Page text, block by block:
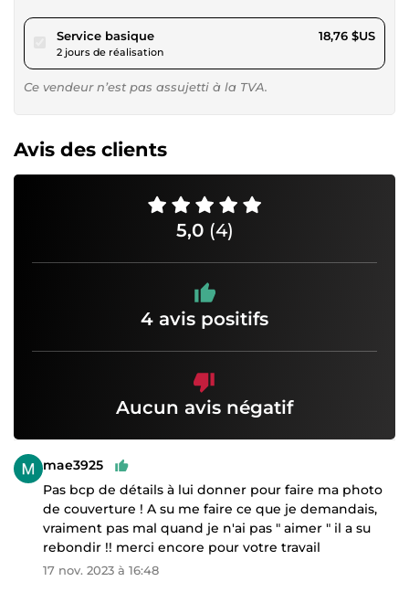
Service basiquepour 17,28 $US
2 jours de réalisation
18,76 $US
Ce vendeur n’est pas assujetti à la TVA.
Avis des clients
5,0 (4)
4 avis positifs
Aucun avis négatif
mae3925
Pas bcp de détails à lui donner pour faire ma photo
de couverture ! A su me faire ce que je demandais,
vraiment pas mal quand je n'ai pas " aimer " il a su
rebondir !! merci encore pour votre travail
17 nov. 2023 à 16:48